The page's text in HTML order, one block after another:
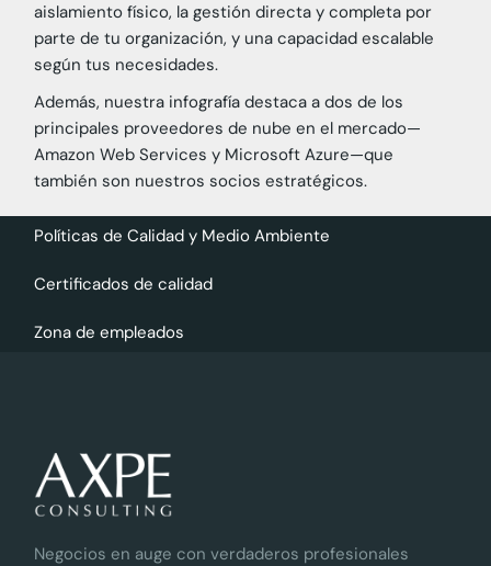
aislamiento físico, la gestión directa y completa por
parte de tu organización, y una capacidad escalable
según tus necesidades.
Además, nuestra infografía destaca a dos de los
principales proveedores de nube en el mercado—
Amazon Web Services y Microsoft Azure—que
también son nuestros socios estratégicos.
Políticas de Calidad y Medio Ambiente
Certificados de calidad
Zona de empleados
Negocios en auge con verdaderos profesionales